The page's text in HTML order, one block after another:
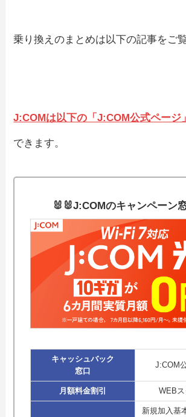
乗り換えのまとめは以下の記事をご
J:COMは以下の「J:COM公式ページ」
できます。
🐰🐰J:COMのキャンペーン
キャッシュバック
窓口
J:COM
月額料金割引 WEBス
新規加入基